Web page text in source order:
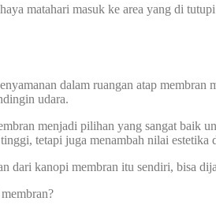
matahari masuk ke area yang di
dalam ruangan atap
udara.
menjadi pilihan yang sangat baik
tetapi juga menambah nilai estetika
dari kanopi membran itu sendiri, bisa